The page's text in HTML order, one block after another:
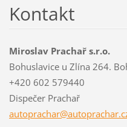
Kontakt
Miroslav Prachař s.r.o.
Bohuslavice u Zlína 264.
+420 602 579440
Dispečer Prachař
autoprachar@autoprachar.